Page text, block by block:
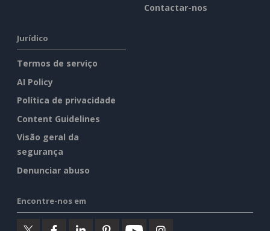
Contactar-nos
Jurídico
Termos de serviço
AI Policy
Política de privacidade
Content Guidelines
Visão geral da
segurança
Denunciar abuso
Encontre-nos em